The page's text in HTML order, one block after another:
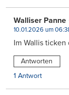
Walliser Panne
10.01.2026 um
Im Wallis ticken
Antworten
1 Antwort